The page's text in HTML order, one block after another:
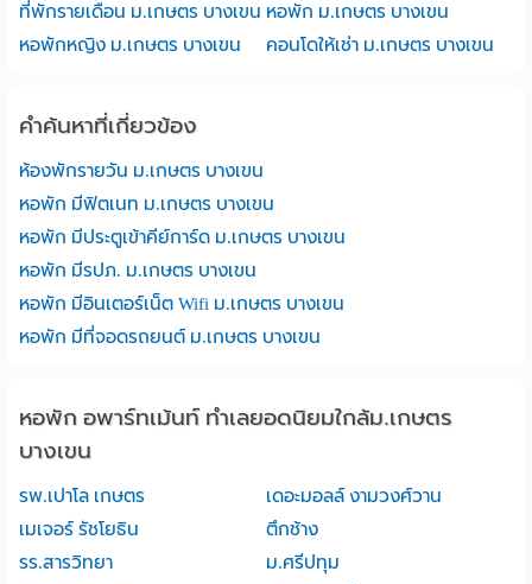
ที่พักรายเดือน ม.เกษตร บางเขน หอพัก ม.เกษตร บางเขน
หอพักหญิง ม.เกษตร บางเขน
คอนโดให้เช่า ม.เกษตร บางเขน
คำค้นหาที่เกี่ยวข้อง
ห้องพักรายวัน ม.เกษตร บางเขน
หอพัก มีฟิตเนท ม.เกษตร บางเขน
หอพัก มีประตูเข้าคีย์การ์ด ม.เกษตร บางเขน
หอพัก มีรปภ. ม.เกษตร บางเขน
หอพัก มีอินเตอร์เน็ต Wifi ม.เกษตร บางเขน
หอพัก มีที่จอดรถยนต์ ม.เกษตร บางเขน
หอพัก อพาร์ทเม้นท์ ทำเลยอดนิยมใกล้ม.เกษตร
บางเขน
รพ.เปาโล เกษตร
เดอะมอลล์ งามวงศ์วาน
เมเจอร์ รัชโยธิน
ตึกช้าง
รร.สารวิทยา
ม.ศรีปทุม